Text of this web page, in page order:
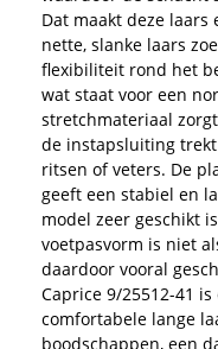
Dat maakt deze
nette, slanke laars
flexibiliteit rond het
wat staat voor een
stretchmateriaal
de instapsluiting
ritsen of veters. De
geeft een stabiel en
model zeer geschikt
voetpasvorm is niet
daardoor vooral
Caprice 9/25512-41
comfortabele lange
boodschappen, een